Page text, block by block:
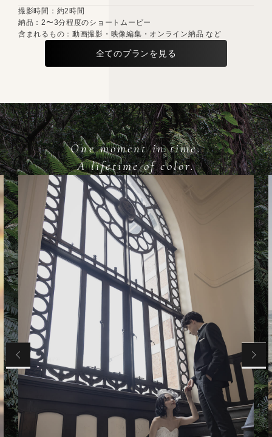
撮影時間：約2時間
納品：2〜3分程度のショートムービー
含まれるもの：動画撮影・映像編集・オンライン納品 など
全てのプランを見る
One moment in time.
A lifetime of color.